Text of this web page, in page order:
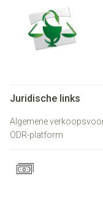
Juridische links
Algemene
ODR-platform